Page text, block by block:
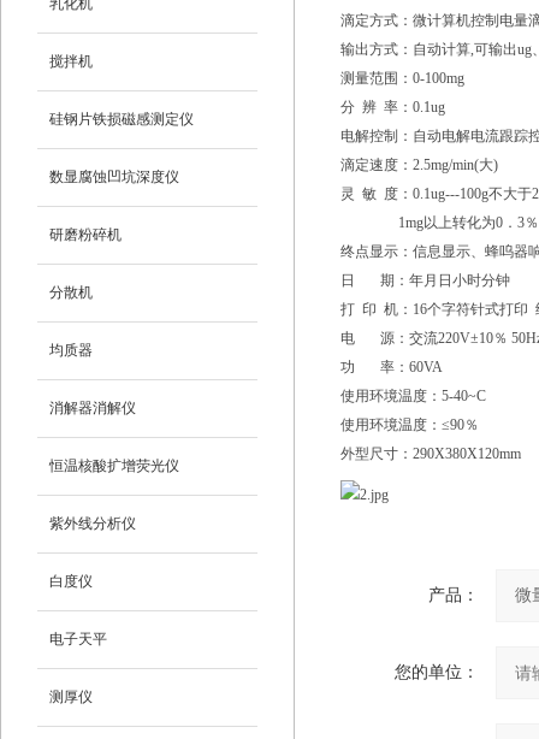
乳化机
搅拌机
硅钢片铁损磁感测定仪
数显腐蚀凹坑深度仪
研磨粉碎机
分散机
均质器
消解器消解仪
恒温核酸扩增荧光仪
紫外线分析仪
白度仪
电子天平
测厚仪
滴定方式：微计算机控制电量
输出方式：自动计算,可输出ug
测量范围：0-100mg
分 辨 率：0.1ug
电解控制：自动电解电流跟踪
滴定速度：2.5mg/min(大)
灵 敏 度：0.1ug---100g不大于
1mg以上转化为0．3％(
终点显示：信息显示、蜂呜器
日 期：年月日小时分钟
打 印 机：16个字符针式打印
电 源：交流220V±10％
功 率：60VA
使用环境温度：5-40~C
使用环境温度：≤90％
外型尺寸：290X380X120mm
产品：
您的单位：